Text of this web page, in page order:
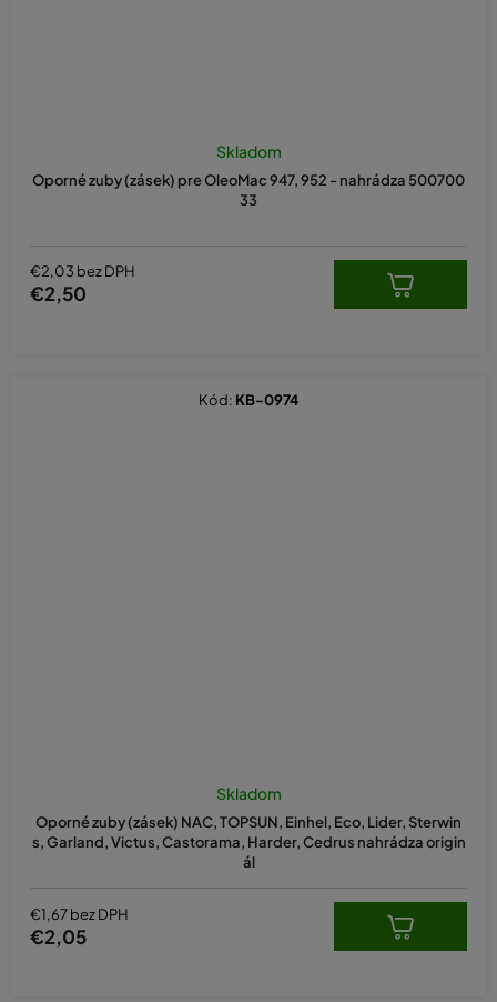
Oporné zuby (zásek) pre OleoMac 947, 952 - nahrádza 500700
33
Skladom
€2,03 bez DPH
€2,50
Oporné zuby (zásek) NAC, TOPSUN, Einhel, Eco, Lider, Sterwin
s, Garland, Victus, Castorama, Harder, Cedrus nahrádza origin
ál
Skladom
€1,67 bez DPH
€2,05
Kód: KB-0974